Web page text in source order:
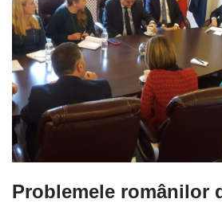
Problemele românilor